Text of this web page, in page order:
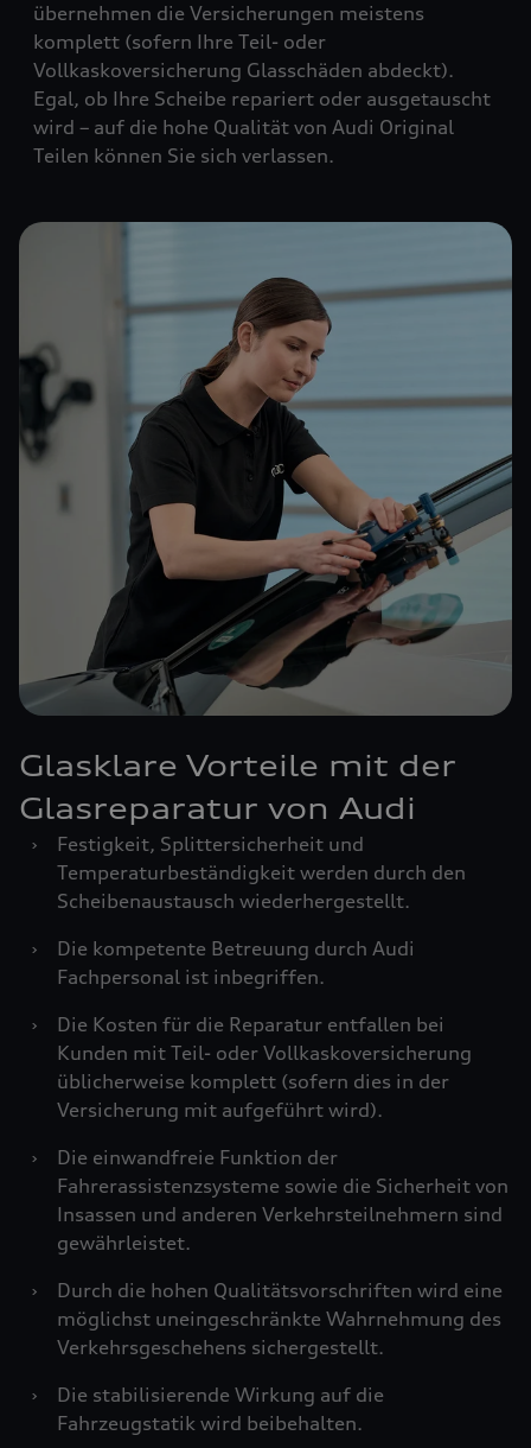
übernehmen die Versicherungen meistens
komplett (sofern Ihre Teil- oder
Vollkaskoversicherung Glasschäden abdeckt).
Egal, ob Ihre Scheibe repariert oder ausgetauscht
wird – auf die hohe Qualität von Audi Original
Teilen können Sie sich verlassen.
Glasklare Vorteile mit der
Glasreparatur von Audi
›
Festigkeit, Splittersicherheit und
Temperaturbeständigkeit werden durch den
Scheibenaustausch wiederhergestellt.
›
Die kompetente Betreuung durch Audi
Fachpersonal ist inbegriffen.
›
Die Kosten für die Reparatur entfallen bei
Kunden mit Teil- oder Vollkaskoversicherung
üblicherweise komplett (sofern dies in der
Versicherung mit aufgeführt wird).
›
Die einwandfreie Funktion der
Fahrerassistenzsysteme sowie die Sicherheit von
Insassen und anderen Verkehrsteilnehmern sind
gewährleistet.
›
Durch die hohen Qualitätsvorschriften wird eine
möglichst uneingeschränkte Wahrnehmung des
Verkehrsgeschehens sichergestellt.
›
Die stabilisierende Wirkung auf die
Fahrzeugstatik wird beibehalten.